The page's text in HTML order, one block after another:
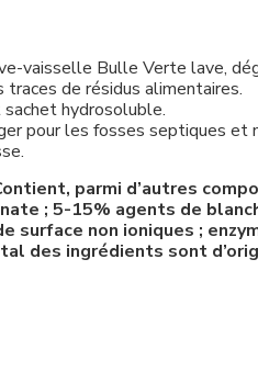
vaisselle Bulle Verte lave,
de résidus alimentaires.
hydrosoluble.
pour les fosses septiques et
parmi d’autres
; 5-15% agents de
surface non ioniques ;
des ingrédients sont